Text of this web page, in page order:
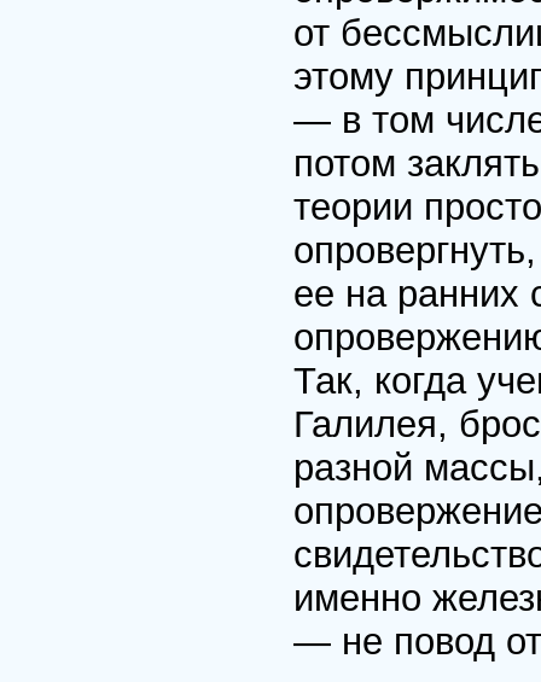
от
этому
— в том
потом
теории
ее на ранних
Так, когда
Галилея,
разной
именно
— не повод